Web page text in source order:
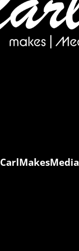
CarlMakesMedia